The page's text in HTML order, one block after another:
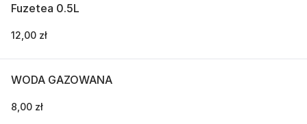
Fuzetea 0.5L
12,00 zł
WODA GAZOWANA
8,00 zł